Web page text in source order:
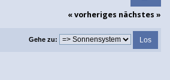
« vorheriges nächstes »
Gehe zu: